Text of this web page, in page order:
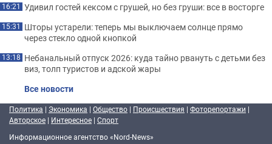
16:21 Удивил гостей кексом с грушей, но без груши: все в восторге
15:31 Шторы устарели: теперь мы выключаем солнце прямо
через стекло одной кнопкой
13:18 Небанальный отпуск 2026: куда тайно рвануть с детьми без
виз, толп туристов и адской жары
Все новости
Политика | Экономика | Общество | Происшествия | Фоторепортажи |
Авторское | Интересное | Спорт
Информационное агентство «Nord-News»